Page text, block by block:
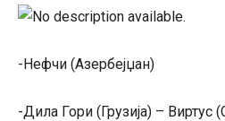
-Нефчи (Азербејџан)
-Дила Гори (Грузија) – Виртус